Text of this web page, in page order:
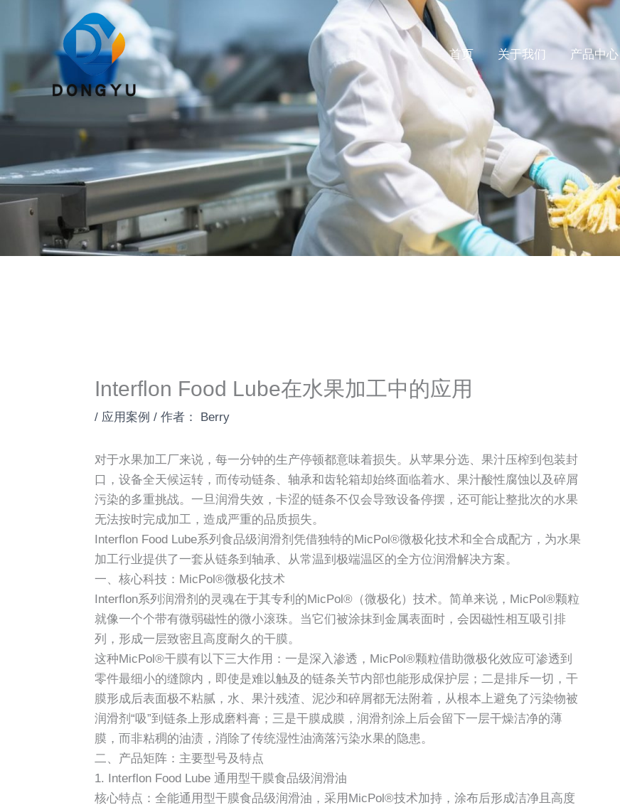
内
首页 关于我们 产品中心
Interflon Food Lube在水果加工中的应用
/ 应用案例 / 作者： Berry
对于水果加工厂来说，每一分钟的生产停顿都意味着损失。从苹果分选、果汁压榨到包装封
口，设备全天候运转，而传动链条、轴承和齿轮箱却始终面临着水、果汁酸性腐蚀以及碎屑
污染的多重挑战。一旦润滑失效，卡涩的链条不仅会导致设备停摆，还可能让整批次的水果
无法按时完成加工，造成严重的品质损失。
Interflon Food Lube系列食品级润滑剂凭借独特的MicPol®微极化技术和全合成配方，为水果
加工行业提供了一套从链条到轴承、从常温到极端温区的全方位润滑解决方案。
一、核心科技：MicPol®微极化技术
Interflon系列润滑剂的灵魂在于其专利的MicPol®（微极化）技术。简单来说，MicPol®颗粒
就像一个个带有微弱磁性的微小滚珠。当它们被涂抹到金属表面时，会因磁性相互吸引排
列，形成一层致密且高度耐久的干膜。
这种MicPol®干膜有以下三大作用：一是深入渗透，MicPol®颗粒借助微极化效应可渗透到
零件最细小的缝隙内，即使是难以触及的链条关节内部也能形成保护层；二是排斥一切，干
膜形成后表面极不粘腻，水、果汁残渣、泥沙和碎屑都无法附着，从根本上避免了污染物被
润滑剂“吸”到链条上形成磨料膏；三是干膜成膜，润滑剂涂上后会留下一层干燥洁净的薄
膜，而非粘稠的油渍，消除了传统湿性油滴落污染水果的隐患。
二、产品矩阵：主要型号及特点
1. Interflon Food Lube 通用型干膜食品级润滑油
核心特点：全能通用型干膜食品级润滑油，采用MicPol®技术加持，涂布后形成洁净且高度